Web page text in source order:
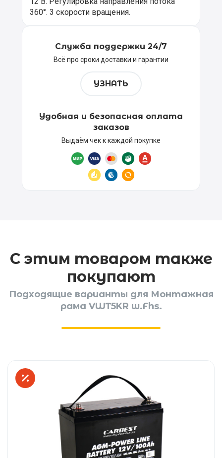
360°. 3 скорости вращения.
Служба поддержки 24/7
Всё про сроки доставки и гарантии
УЗНАТЬ
Удобная и безопасная оплата
заказов
Выдаём чек к каждой покупке
С этим товаром также
покупают
Подходящие варианты для Монтажная
рама VWT5KR w.Fhs.